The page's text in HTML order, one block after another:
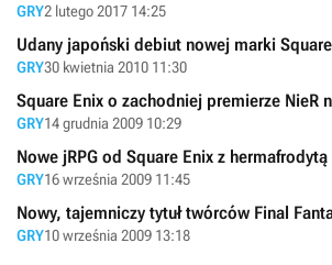
GRY2 lutego 2017 14:25
Udany japoński debiut nowej marki
GRY30 kwietnia 2010 11:30
Square Enix o zachodniej premierze NieR
GRY14 grudnia 2009 10:29
Nowe jRPG od Square Enix z
GRY16 września 2009 11:45
Nowy, tajemniczy tytuł twórców Final
GRY10 września 2009 13:18